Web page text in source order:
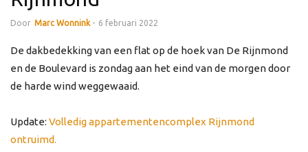
Door Marc Wonnink - 6 februari 2022
De dakbedekking van een flat op de hoek van De Rijnmond
en de Boulevard is zondag aan het eind van de morgen door
de harde wind weggewaaid.
Update: Volledig appartementencomplex Rijnmond
ontruimd.